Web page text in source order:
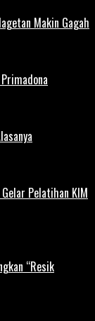
Makin Gagah
Pelatihan KIM
“Resik